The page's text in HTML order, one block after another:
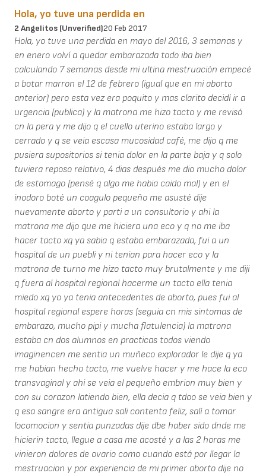
Hola, yo tuve una perdida en
2 Angelitos (unverified)20 Feb 2017
Hola, yo tuve una perdida en mayo del 2016, 3 semanas y
en enero volví a quedar embarazada todo iba bien
calculando 7 semanas desde mi ultina mestruación empecé
a botar marron el 12 de febrero (igual que en mi aborto
anterior) pero esta vez era poquito y mas clarito decidí ir a
urgencia (publica) y la matrona me hizo tacto y me revisó
cn la pera y me dijo q el cuello uterino estaba largo y
cerrado y q se veia escasa mucosidad café, me dijo q me
pusiera supositorios si tenia dolor en la parte baja y q solo
tuviera reposo relativo, 4 dias después me dio mucho dolor
de estomago (pensé q algo me habia caido mal) y en el
inodoro boté un coagulo pequeño me asusté dije
nuevamente aborto y parti a un consultorio y ahi la
matrona me dijo que me hiciera una eco y q no me iba
hacer tacto xq ya sabia q estaba embarazada, fui a un
hospital de un puebli y ni tenian para hacer eco y la
matrona de turno me hizo tacto muy brutalmente y me diji
q fuera al hospital regional hacerme un tacto ella tenia
miedo xq yo ya tenia antecedentes de aborto, pues fui al
hospital regional espere horas (seguia cn mis sintomas de
embarazo, mucho pipi y mucha flatulencia) la matrona
estaba cn dos alumnos en practicas todos viendo
imaginencen me sentia un muñeco explorador le dije q ya
me habian hecho tacto, me vuelve hacer y me hace la eco
transvaginal y ahi se veia el pequeño embrion muy bien y
con su corazon latiendo bien, ella decia q tdoo se veia bien y
q esa sangre era antigua sali contenta feliz, salí a tomar
locomocion y sentia punzadas dije dbe haber sido dnde me
hicierin tacto, llegue a casa me acosté y a las 2 horas me
vinieron dolores de ovario como cuando está por llegar la
mestruacion y por experiencia de mi primer aborto dije no